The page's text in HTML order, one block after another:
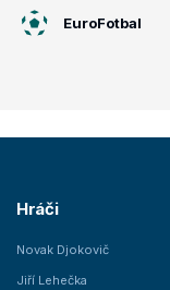
EuroFotbal
Hráči
Novak Djokovič
Jiří Lehečka